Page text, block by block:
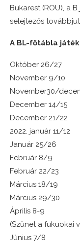
Bukarest (ROU), a
selejtezős
A BL-főtábla
Október 26/27
November 9/10
November30/
December 14/15
December 21/22
2022. január 11/12
Január 25/26
Február 8/9
Február 22/23
Március 18/19
Március 29/30
Április 8-9
(Szünet a fukuokai
Június 7/8